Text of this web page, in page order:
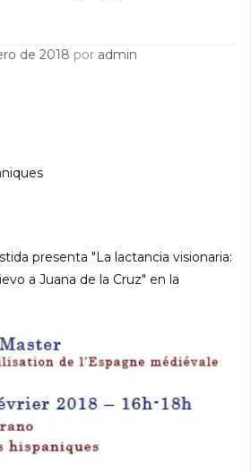
de 2018 por admin
presenta "La lactancia visionaria:
a Juana de la Cruz" en la